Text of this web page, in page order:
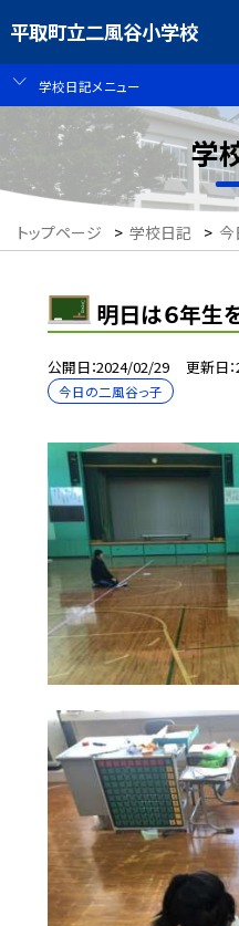
平取町立二風谷小学校
学校日記メニュー
学
トップページ > 学校日記 > 今
明日は６年生
公開日 2024/02/29 更新日
今日の二風谷っ子